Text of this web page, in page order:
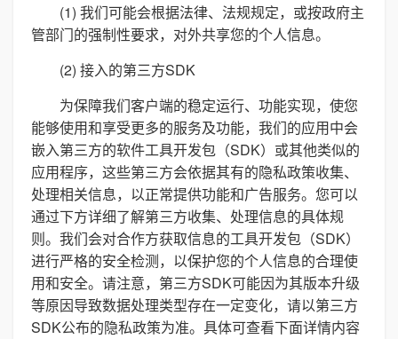
(1) 我们可能会根据法律、法规规定，或按政府主
管部门的强制性要求，对外共享您的个人信息。
(2) 接入的第三方SDK
为保障我们客户端的稳定运行、功能实现，使您
能够使用和享受更多的服务及功能，我们的应用中会
嵌入第三方的软件工具开发包（SDK）或其他类似的
应用程序，这些第三方会依据其有的隐私政策收集、
处理相关信息，以正常提供功能和广告服务。您可以
通过下方详细了解第三方收集、处理信息的具体规
则。我们会对合作方获取信息的工具开发包（SDK）
进行严格的安全检测，以保护您的个人信息的合理使
用和安全。请注意，第三方SDK可能因为其版本升级
等原因导致数据处理类型存在一定变化，请以第三方
SDK公布的隐私政策为准。具体可查看下面详情内容